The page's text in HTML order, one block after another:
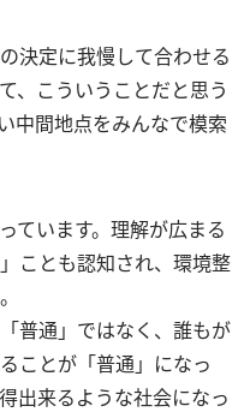
決定に我慢して合わせる
、こういうことだと思う
中間地点をみんなで模索
ています。理解が広まる
ことも認知され、環境整
普通」ではなく、誰もが
ことが「普通」になっ
出来るような社会になっ